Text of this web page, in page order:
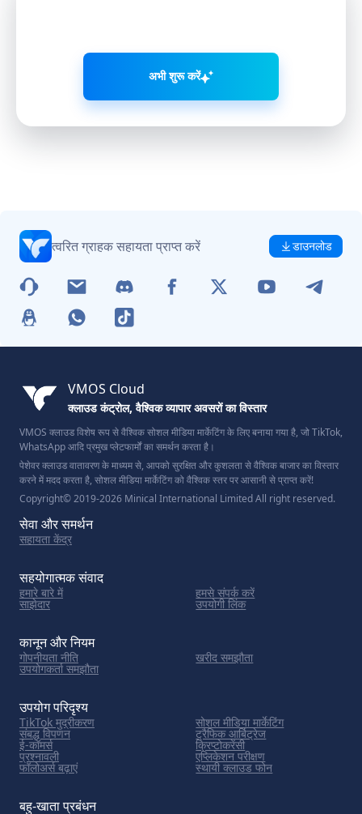
अभी शुरू करें
त्वरित ग्राहक सहायता प्राप्त करें डाउनलोड
VMOS Cloud
क्लाउड कंट्रोल, वैश्विक व्यापार अवसरों का विस्तार
VMOS क्लाउड विशेष रूप से वैश्विक सोशल मीडिया मार्केटिंग के लिए बनाया गया है, जो TikTok,
WhatsApp आदि प्रमुख प्लेटफार्मों का समर्थन करता है।
पेशेवर क्लाउड वातावरण के माध्यम से, आपको सुरक्षित और कुशलता से वैश्विक बाजार का विस्तार
करने में मदद करता है, सोशल मीडिया मार्केटिंग को वैश्विक स्तर पर आसानी से प्राप्त करें!
Copyright© 2019-2026 Minical International Limited All right reserved.
सेवा और समर्थन
सहायता केंद्र
सहयोगात्मक संवाद
हमारे बारे में हमसे संपर्क करें
साझेदार उपयोगी लिंक
कानून और नियम
गोपनीयता नीति खरीद समझौता
उपयोगकर्ता समझौता
उपयोग परिदृश्य
TikTok मुद्रीकरण सोशल मीडिया मार्केटिंग
संबद्ध विपणन ट्रैफिक आर्बिट्रेज
ई-कॉमर्स क्रिप्टोकरेंसी
प्रश्नावली एप्लिकेशन परीक्षण
फॉलोअर्स बढ़ाएं स्थायी क्लाउड फोन
बहु-खाता प्रबंधन